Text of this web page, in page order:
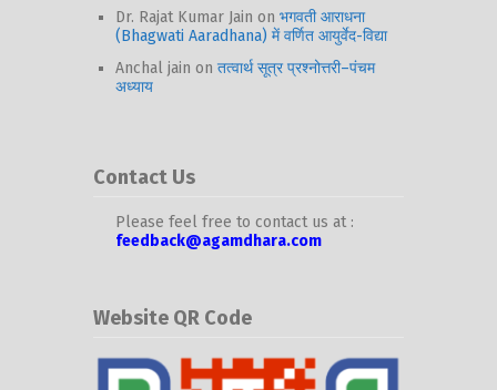
Dr. Rajat Kumar Jain on भगवती आराधना
(Bhagwati Aaradhana) में वर्णित आयुर्वेद-विद्या
Anchal jain on तत्वार्थ सूत्र प्रश्नोत्तरी–पंचम
अध्याय
Contact Us
Please feel free to contact us at :
feedback@agamdhara.com
Website QR Code